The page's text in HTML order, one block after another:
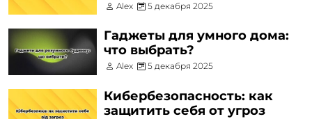
Alex 5 декабря 2025
Гаджеты для умного дома:
что выбрать?
Alex 5 декабря 2025
Кибербезопасность: как
защитить себя от угроз